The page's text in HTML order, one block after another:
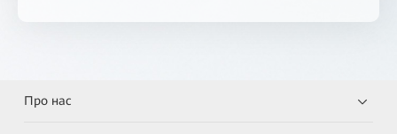
Про нас